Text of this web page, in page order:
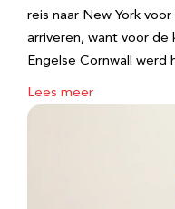
reis naar New York
arriveren, want voor de
Engelse Cornwall werd
Lees meer